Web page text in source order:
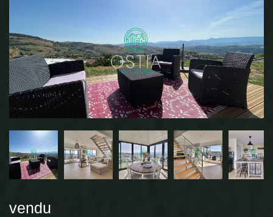
vendu